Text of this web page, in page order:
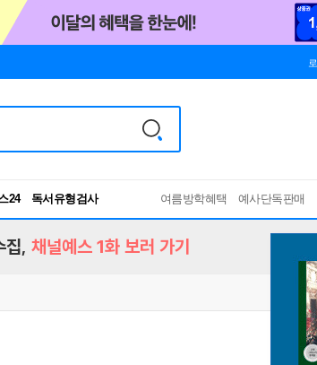
24
독서유형검사
RBTI Lab
여름방학혜택 예사단독판매
집, 채널예스 1화 보러 가기